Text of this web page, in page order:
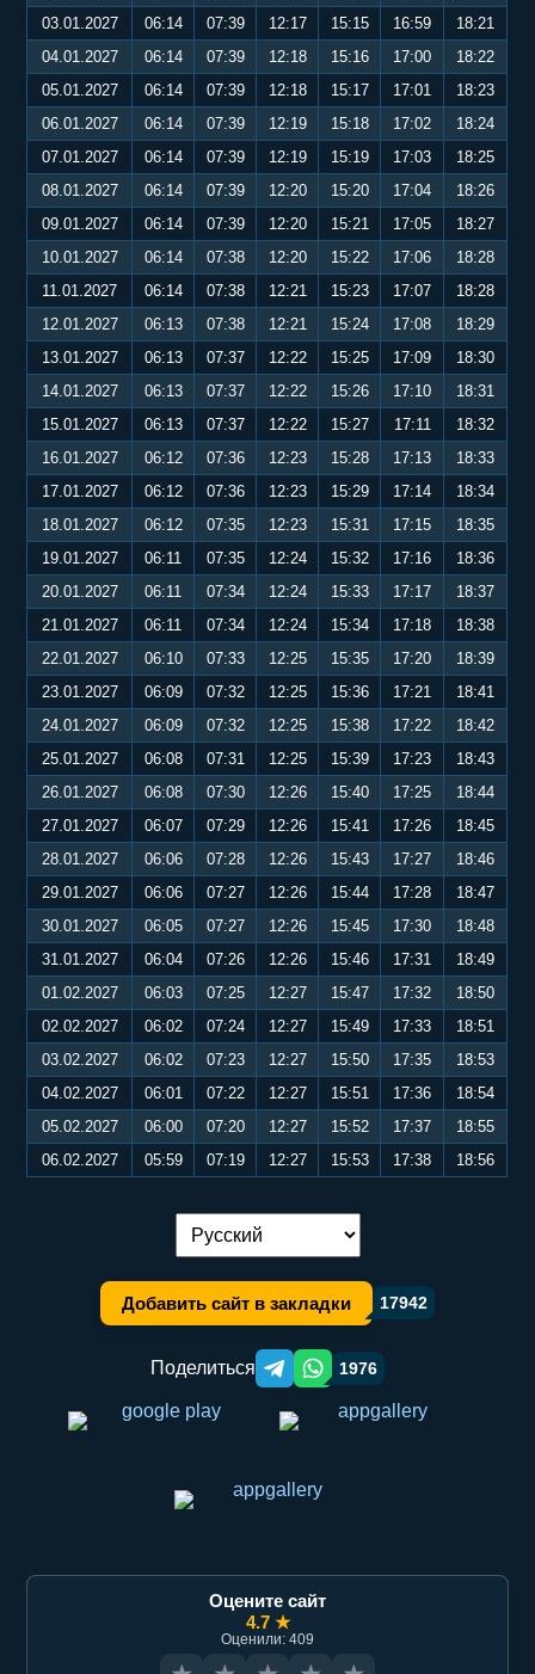
03.01.2027
06:14 07:39 12:17 15:15 16:59
18:21
04.01.2027
06:14 07:39 12:18 15:16 17:00
18:22
05.01.2027
06:14 07:39 12:18 15:17 17:01
18:23
06.01.2027
06:14 07:39 12:19 15:18 17:02
18:24
07.01.2027
06:14 07:39 12:19 15:19 17:03
18:25
08.01.2027
06:14 07:39 12:20 15:20 17:04
18:26
09.01.2027
06:14 07:39 12:20 15:21 17:05
18:27
10.01.2027
06:14 07:38 12:20 15:22 17:06
18:28
11.01.2027
06:14 07:38 12:21 15:23 17:07
18:28
12.01.2027
06:13 07:38 12:21 15:24 17:08
18:29
13.01.2027
06:13 07:37 12:22 15:25 17:09
18:30
14.01.2027
06:13 07:37 12:22 15:26 17:10
18:31
15.01.2027
06:13 07:37 12:22 15:27 17:11
18:32
16.01.2027
06:12 07:36 12:23 15:28 17:13
18:33
17.01.2027
06:12 07:36 12:23 15:29 17:14
18:34
18.01.2027
06:12 07:35 12:23 15:31 17:15
18:35
19.01.2027
06:11 07:35 12:24 15:32 17:16
18:36
20.01.2027
06:11 07:34 12:24 15:33 17:17
18:37
21.01.2027
06:11 07:34 12:24 15:34 17:18
18:38
22.01.2027
06:10 07:33 12:25 15:35 17:20
18:39
23.01.2027
06:09 07:32 12:25 15:36 17:21
18:41
24.01.2027
06:09 07:32 12:25 15:38 17:22
18:42
25.01.2027
06:08 07:31 12:25 15:39 17:23
18:43
26.01.2027
06:08 07:30 12:26 15:40 17:25
18:44
27.01.2027
06:07 07:29 12:26 15:41 17:26
18:45
28.01.2027
06:06 07:28 12:26 15:43 17:27
18:46
29.01.2027
06:06 07:27 12:26 15:44 17:28
18:47
30.01.2027
06:05 07:27 12:26 15:45 17:30
18:48
31.01.2027
06:04 07:26 12:26 15:46 17:31
18:49
01.02.2027
06:03 07:25 12:27 15:47 17:32
18:50
02.02.2027
06:02 07:24 12:27 15:49 17:33
18:51
03.02.2027
06:02 07:23 12:27 15:50 17:35
18:53
04.02.2027
06:01 07:22 12:27 15:51 17:36
18:54
05.02.2027
06:00 07:20 12:27 15:52 17:37
18:55
06.02.2027
05:59 07:19 12:27 15:53 17:38 18:56
Переключение языка:
Добавить сайт в закладки 17942
Поделиться Telegram orqali ulashish
WhatsApp orqali ulashish
1976
Оцените сайт
4.7 ★
Оценили: 409